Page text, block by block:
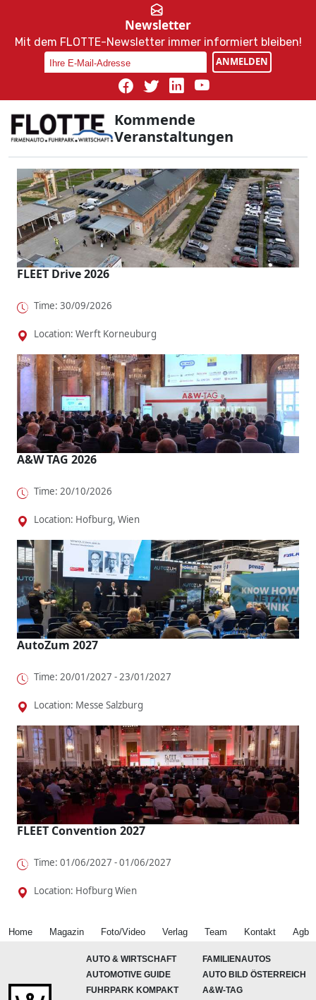
Newsletter
Mit dem FLOTTE-Newsletter immer informiert bleiben!
ANMELDEN
Kommende
Veranstaltungen
FLEET Drive 2026
Time: 30/09/2026
Location: Werft Korneuburg
A&W TAG 2026
Time: 20/10/2026
Location: Hofburg, Wien
AutoZum 2027
Time: 20/01/2027 - 23/01/2027
Location: Messe Salzburg
FLEET Convention 2027
Time: 01/06/2027 - 01/06/2027
Location: Hofburg Wien
Home Magazin Foto/Video Verlag Team Kontakt Agb
AUTO & WIRTSCHAFT
FAMILIENAUTOS
AUTOMOTIVE GUIDE
AUTO BILD ÖSTERREICH
FUHRPARK KOMPAKT
A&W-TAG